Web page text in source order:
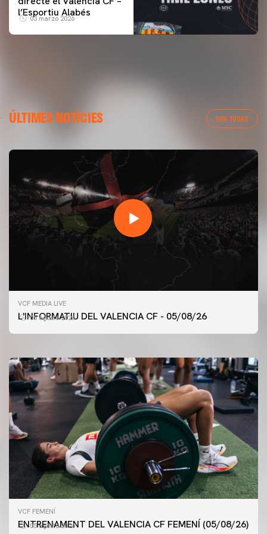
l’Esportiu Alabés
03 marzo 2026
ÚLTIMES NOTÍCIES VER TODAS
VCF MEDIA LIVE
L'INFORMATIU DEL VALENCIA CF - 05/08/26
05 agosto 2026
PRIMER EQUIP
ENTRENAMENT DEL VALENCIA CF 5/8/2026
VCF FEMENÍ
ENTRENAMENT DEL VALENCIA CF FEMENÍ (05/08/26)
05 agosto 2026